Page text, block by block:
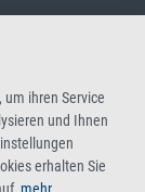
um ihren Service
und Ihnen
erhalten Sie